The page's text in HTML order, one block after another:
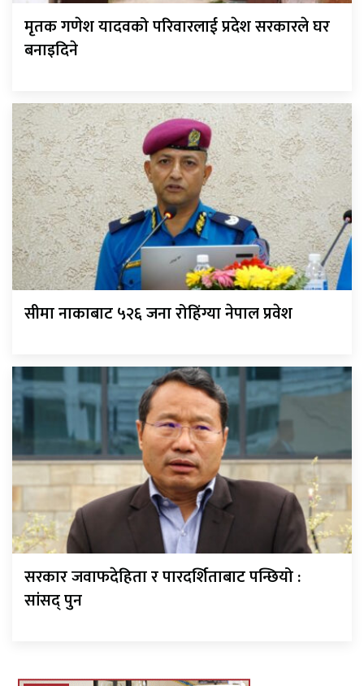
मृतक गणेश यादवको परिवारलाई प्रदेश सरकारले घर
बनाइदिने
सीमा नाकाबाट ५२६ जना रोहिंग्या नेपाल प्रवेश
सरकार जवाफदेहिता र पारदर्शिताबाट पन्छियो :
सांसद् पुन